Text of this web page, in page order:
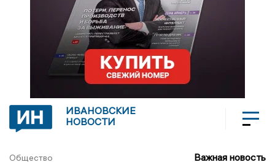
ИВАНОВСКИЕ
НОВОСТИ
Общество Важная новость